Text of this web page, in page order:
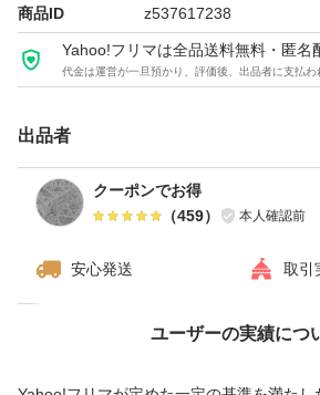
商品ID z537617238
Yahoo!フリマは全品送料無料・匿名
代金は運営が一旦預かり、評価後、出品者に支払わ
出品者
クーポンでお得
（459） 本人確認前
安心発送 取引
ユーザーの実績につ
価格の相談